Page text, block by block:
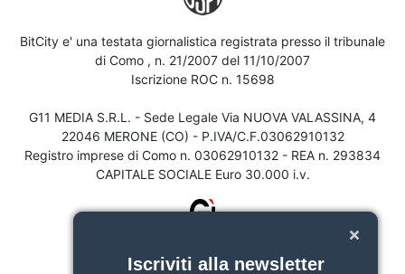
BitCity e' una testata giornalistica registrata presso il tribunale
di Como , n. 21/2007 del 11/10/2007
Iscrizione ROC n. 15698
G11 MEDIA S.R.L. - Sede Legale Via NUOVA VALASSINA, 4
22046 MERONE (CO) - P.IVA/C.F.03062910132
Registro imprese di Como n. 03062910132 - REA n. 293834
CAPITALE SOCIALE Euro 30.000 i.v.
Iscriviti alla newsletter